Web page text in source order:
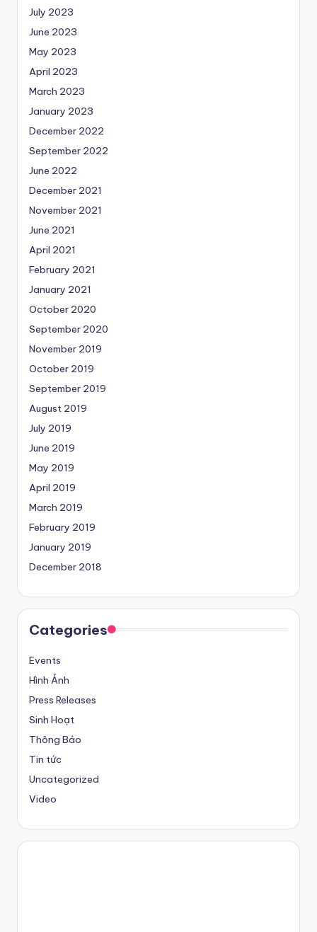
July 2023
June 2023
May 2023
April 2023
March 2023
January 2023
December 2022
September 2022
June 2022
December 2021
November 2021
June 2021
April 2021
February 2021
January 2021
October 2020
September 2020
November 2019
October 2019
September 2019
August 2019
July 2019
June 2019
May 2019
April 2019
March 2019
February 2019
January 2019
December 2018
Categories
Events
Hình Ảnh
Press Releases
Sinh Hoạt
Thông Báo
Tin tức
Uncategorized
Video